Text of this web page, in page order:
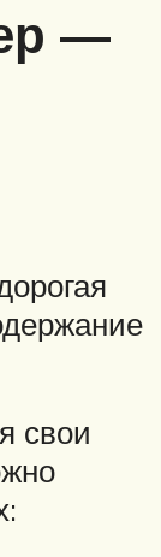
—
свои